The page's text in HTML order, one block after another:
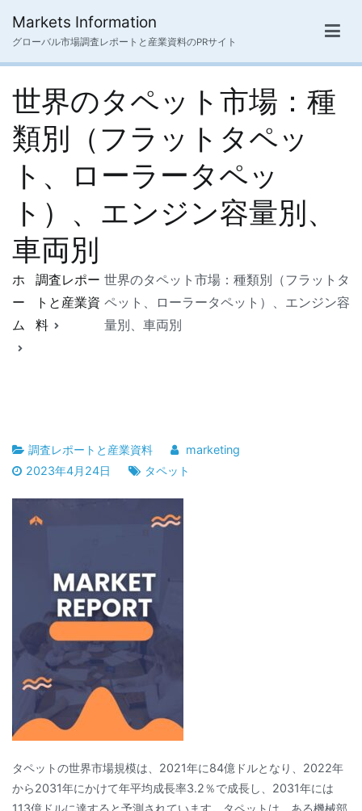
ス
Markets Information
グローバル市場調査レポートと産業資料のPRサイト
世界のタペット市場：種
類別（フラットタペッ
ト、ローラータペッ
ト）、エンジン容量別、
車両別
ホ
ー
ム
調査レポー
トと産業資
料
世界のタペット市場：種類別（フラットタ
ペット、ローラータペット）、エンジン容
量別、車両別
調査レポートと産業資料
marketing
2023年4月24日
タペット
タペットの世界市場規模は、2021年に84億ドルとなり、2022年
から2031年にかけて年平均成長率3.2％で成長し、2031年には
113億ドルに達すると予測されています。タペットは、ある機械部